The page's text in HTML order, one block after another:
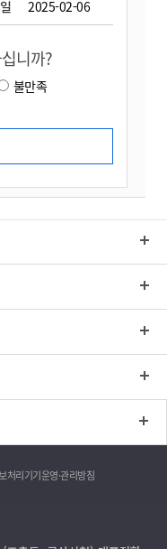
2025-02-06
니까?
불만족
처리기기운영·관리방침